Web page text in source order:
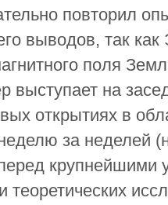
повторил
выводов, так
поля
выступает на
открытиях в
за неделей
крупнейшими
теоретических